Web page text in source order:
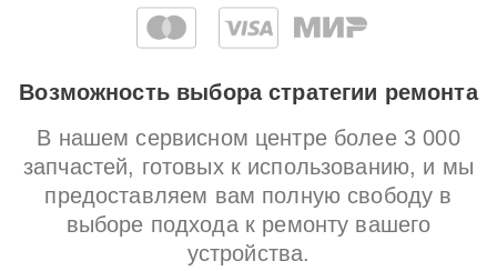
Возможность выбора стратегии ремонта
В нашем сервисном центре более 3 000
запчастей, готовых к использованию, и мы
предоставляем вам полную свободу в
выборе подхода к ремонту вашего
устройства.